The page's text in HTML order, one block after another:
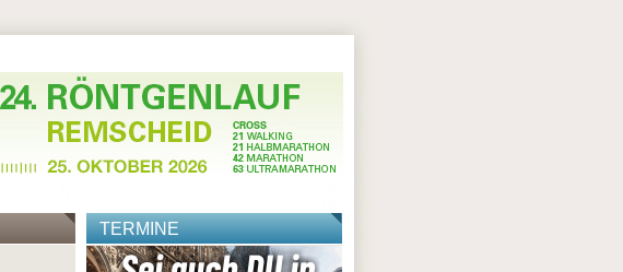
TERMINE